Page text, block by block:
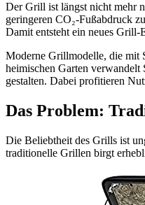
Der Grill ist längst nicht mehr
geringeren CO₂-Fußabdruck
Damit entsteht ein neues Grill-
Moderne Grillmodelle, die mit
heimischen Garten verwandelt
gestalten. Dabei profitieren
Das Problem:
Die Beliebtheit des Grills ist
traditionelle Grillen birgt